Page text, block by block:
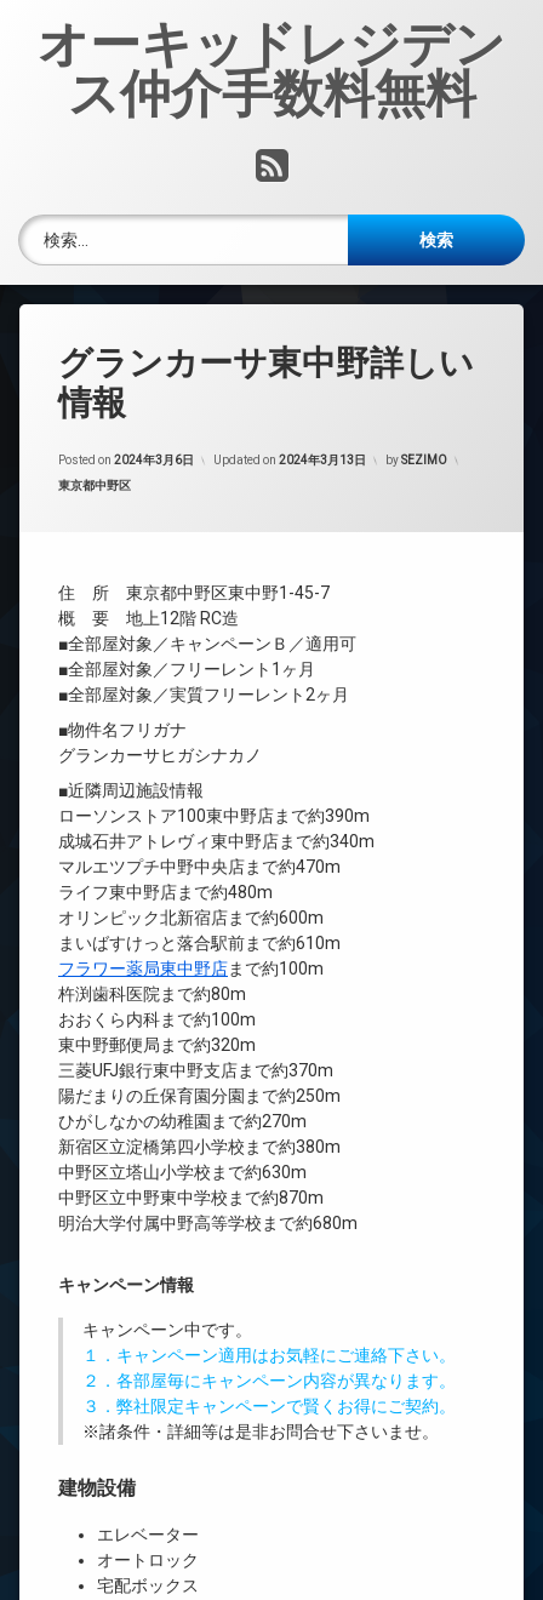
オーキッドレジデン
ス仲介手数料無料
RSS
検索:
グランカーサ東中野詳しい
情報
Posted on 2024年3月6日 Updated on 2024年3月13日 bySEZIMO
カテゴリー:
東京都中野区
住 所 東京都中野区東中野1-45-7
概 要 地上12階 RC造
■全部屋対象／キャンペーンＢ／適用可
■全部屋対象／フリーレント1ヶ月
■全部屋対象／実質フリーレント2ヶ月
■物件名フリガナ
グランカーサヒガシナカノ
■近隣周辺施設情報
ローソンストア100東中野店まで約390m
成城石井アトレヴィ東中野店まで約340m
マルエツプチ中野中央店まで約470m
ライフ東中野店まで約480m
オリンピック北新宿店まで約600m
まいばすけっと落合駅前まで約610m
フラワー薬局東中野店まで約100m
杵渕歯科医院まで約80m
おおくら内科まで約100m
東中野郵便局まで約320m
三菱UFJ銀行東中野支店まで約370m
陽だまりの丘保育園分園まで約250m
ひがしなかの幼稚園まで約270m
新宿区立淀橋第四小学校まで約380m
中野区立塔山小学校まで約630m
中野区立中野東中学校まで約870m
明治大学付属中野高等学校まで約680m
キャンペーン情報
キャンペーン中です。
１．キャンペーン適用はお気軽にご連絡下さい。
２．各部屋毎にキャンペーン内容が異なります。
３．弊社限定キャンペーンで賢くお得にご契約。
※諸条件・詳細等は是非お問合せ下さいませ。
建物設備
エレベーター
オートロック
宅配ボックス